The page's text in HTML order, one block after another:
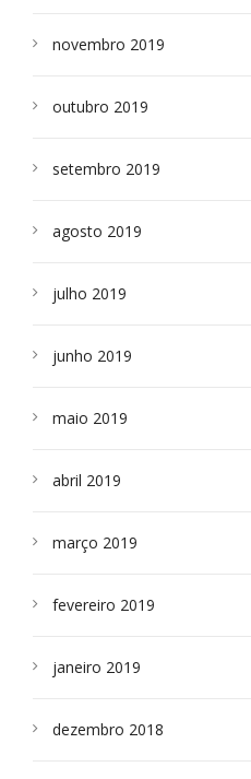
novembro 2019
outubro 2019
setembro 2019
agosto 2019
julho 2019
junho 2019
maio 2019
abril 2019
março 2019
fevereiro 2019
janeiro 2019
dezembro 2018